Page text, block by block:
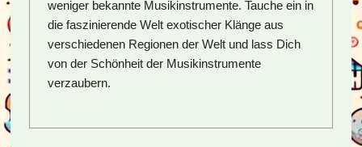
weniger bekannte Musikinstrumente. Tauche ein in
die faszinierende Welt exotischer Klänge aus
verschiedenen Regionen der Welt und lass Dich
von der Schönheit der Musikinstrumente
verzaubern.